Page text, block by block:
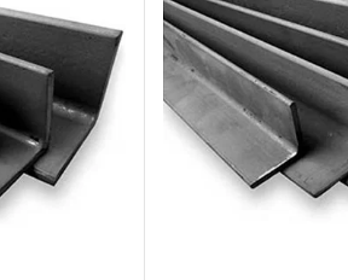
Todos los
Conoce toda nuestra línea